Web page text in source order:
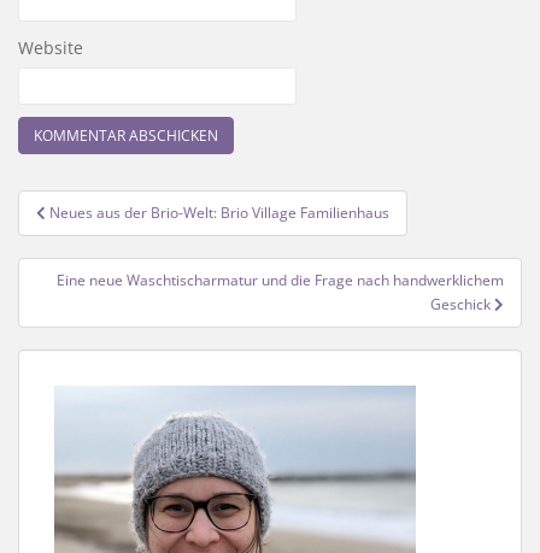
Website
Beitragsnavigation
Neues aus der Brio-Welt: Brio Village Familienhaus
Eine neue Waschtischarmatur und die Frage nach handwerklichem
Geschick